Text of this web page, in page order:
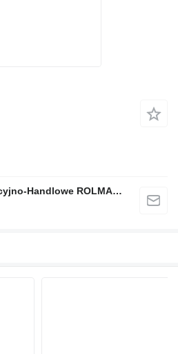
Przedsiębiorstwo Produkcyjno-Handlowe ROLMAPOL Marcin Dziekan